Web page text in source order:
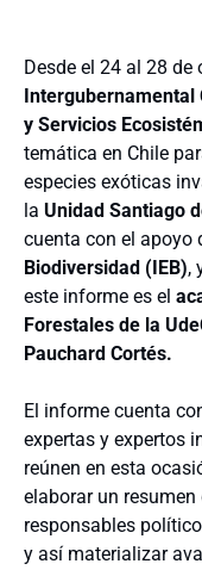
Desde el 24 al 28 de
Intergubernamental
y Servicios
temática en Chile
especies exóticas
la Unidad Santiago
cuenta con el apoyo
Biodiversidad (IEB),
este informe es el
Forestales de la
Pauchard Cortés.
El informe cuenta
expertas y expertos
reúnen en esta
elaborar un
responsables
y así materializar